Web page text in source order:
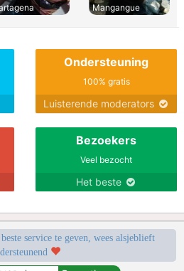
Mangangue
Ondersteuning
100% gratis
Luisterende moderators
Bezoekers
Veel bezocht
Het beste
service te geven, wees alsjeblieft